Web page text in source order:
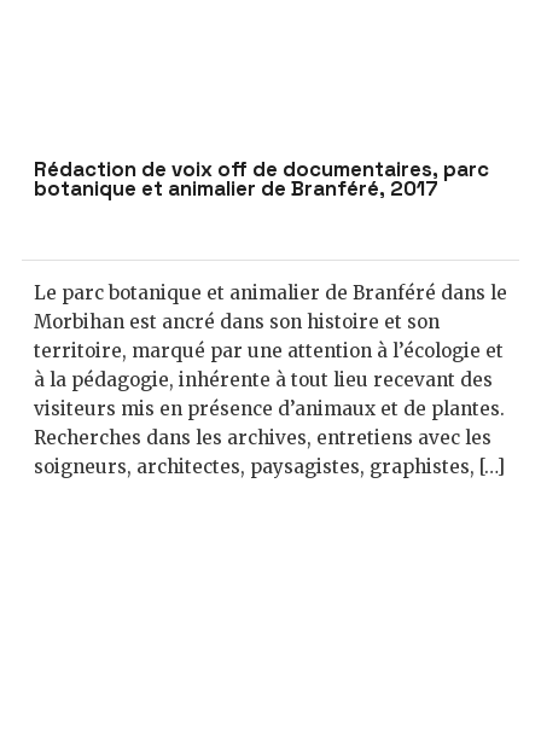
Rédaction de voix off de documentaires, parc
botanique et animalier de Branféré, 2017
Le parc botanique et animalier de Branféré dans le
Morbihan est ancré dans son histoire et son
territoire, marqué par une attention à l’écologie et
à la pédagogie, inhérente à tout lieu recevant des
visiteurs mis en présence d’animaux et de plantes.
Recherches dans les archives, entretiens avec les
soigneurs, architectes, paysagistes, graphistes, […]